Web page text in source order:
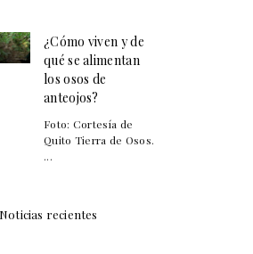
¿Cómo viven y de
qué se alimentan
los osos de
anteojos?
Foto: Cortesía de
Quito Tierra de Osos.
...
Noticias recientes